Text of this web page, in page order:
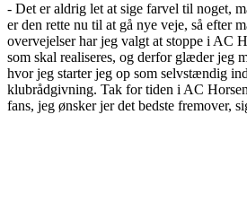
- Det er aldrig let at sige farvel til noget,
er den rette nu til at gå nye veje, så efter
overvejelser har jeg valgt at stoppe i AC
som skal realiseres, og derfor glæder jeg
hvor jeg starter jeg op som selvstændig
klubrådgivning. Tak for tiden i AC
fans, jeg ønsker jer det bedste fremover,